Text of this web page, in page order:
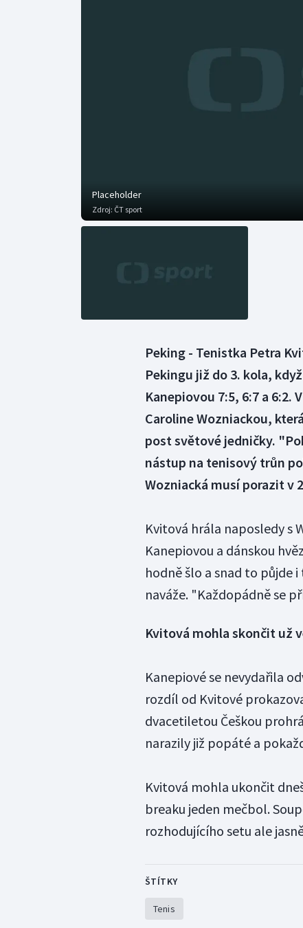
Placeholder
Zdroj: ČT sport
Peking - Tenistka Petra
Pekingu již do 3. kola,
Kanepiovou 7:5, 6:7 a 6:2.
Caroline Wozniackou,
post světové jedničky.
nástup na tenisový trůn
Wozniacká musí porazit v
Kvitová hrála naposledy s
Kanepiovou a dánskou
hodně šlo a snad to půjde
naváže. "Každopádně se
Kvitová mohla skončit už
Kanepiové se nevydařila
rozdíl od Kvitové
dvacetiletou Češkou
narazily již popáté a
Kvitová mohla ukončit
breaku jeden mečbol.
rozhodujícího setu ale
ŠTÍTKY
Tenis